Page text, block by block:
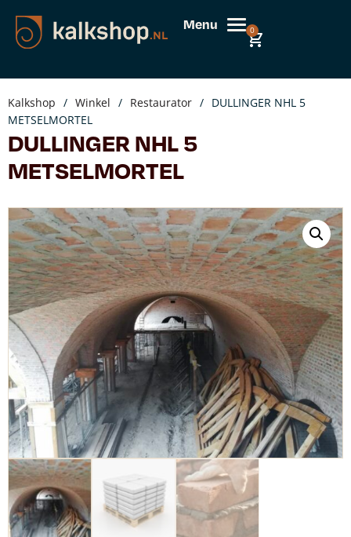
Menu 0
Kalkshop / Winkel / Restaurator / DULLINGER NHL 5
METSELMORTEL
DULLINGER NHL 5
METSELMORTEL